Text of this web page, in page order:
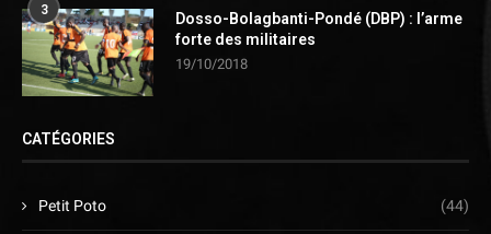
3
Dosso-Bolagbanti-Pondé (DBP) : l’arme
forte des militaires
19/10/2018
CATÉGORIES
Petit Poto (44)